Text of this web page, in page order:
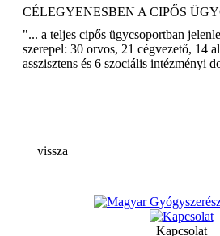
CÉLEGYENESBEN A CIPŐS
"... a teljes cipős ügycsoportban
szerepel: 30 orvos, 21 cégvezető, 14
asszisztens és 6 szociális intézményi
vissza
Kapcsolat